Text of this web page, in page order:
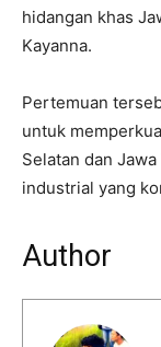
hidangan khas
Kayanna.
Pertemuan
untuk
Selatan dan
industrial yang
Author